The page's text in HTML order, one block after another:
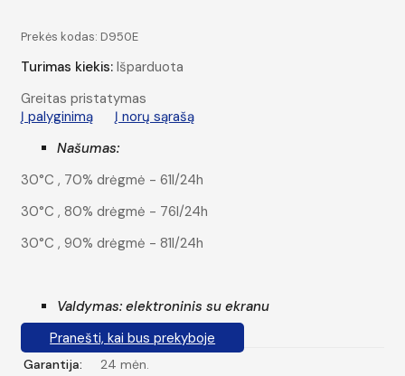
Prekės kodas: D950E
Turimas kiekis: Išparduota
Greitas pristatymas
Į palyginimą
Į norų sąrašą
Našumas:
30°C , 70% drėgmė - 61l/24h
30°C , 80% drėgmė - 76l/24h
30°C , 90% drėgmė - 81l/24h
Valdymas: elektroninis su ekranu
Pranešti, kai bus prekyboje
Garantija: 24 mėn.